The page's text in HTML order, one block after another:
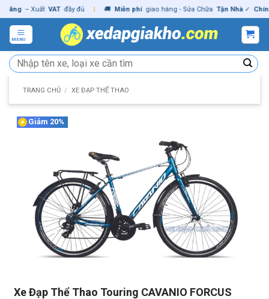
Skip
to
content
– Xuất VAT đầy đủ | 🚚 Miễn phí giao hàng - Sửa Chữa Tận Nhà ✓ Chính
MENU
Tìm
kiếm:
TRANG CHỦ / XE ĐẠP THỂ THAO
Xe Đạp Thể Thao Touring CAVANIO FORCUS
Giảm 20%